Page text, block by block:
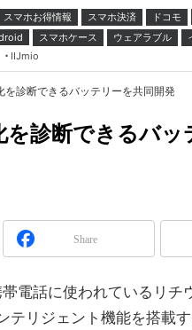
スマホお得情報 スマホ決済 ドコモ
スマホケース ウェアラブル
IIJmio
を診断できるバッテリーを共同開発
を診断できるバッ
Share
電話に使われているリチ
テリジェント機能を搭載